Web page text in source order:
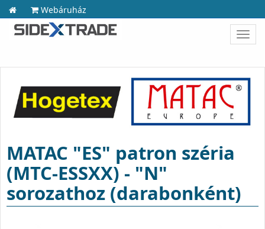
Webáruház
MATAC "ES" patron széria
(MTC-ESSXX) - "N"
sorozathoz (darabonként)